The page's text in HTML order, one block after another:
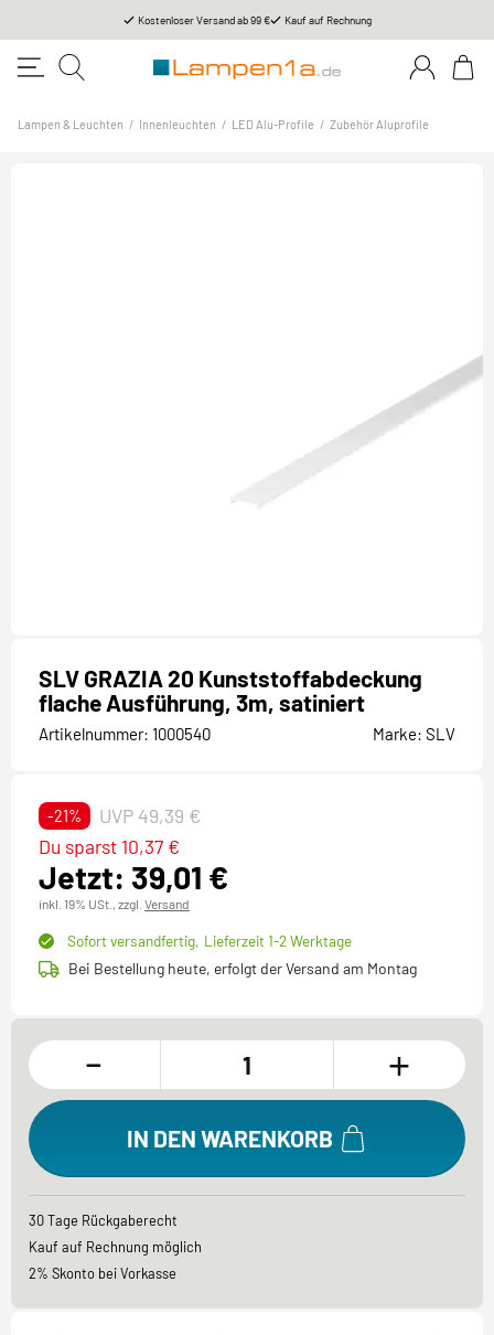
Kostenloser Versand ab 99 € Kauf auf Rechnung
Lampen & Leuchten / Innenleuchten / LED Alu-Profile / Zubehör Aluprofile
SLV GRAZIA 20 Kunststoffabdeckung
flache Ausführung, 3m, satiniert
Artikelnummer: 1000540 Marke: SLV
-21% UVP 49,39 €
Jetzt: 39,01 €
Du sparst 10,37 €
inkl. 19% USt., zzgl. Versand
Sofort versandfertig, Lieferzeit 1-2 Werktage
Bei Bestellung heute, erfolgt der Versand am Montag
- +
IN DEN WARENKORB
30 Tage Rückgaberecht
Kauf auf Rechnung möglich
2% Skonto bei Vorkasse